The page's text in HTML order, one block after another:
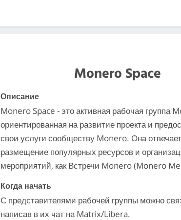
Monero Space
Описание
Monero Space - это активная рабочая группа
ориентированная на развитие проекта и
свои услуги сообществу Monero. Она
размещение популярных ресурсов и
мероприятий, как Встречи Monero (Monero
Когда начать
С представителями рабочей группы можно
написав в их чат на Matrix/Libera.